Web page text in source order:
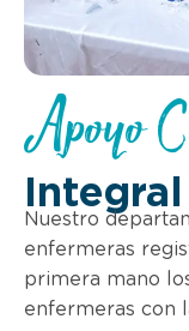
Apoyo
Integral
Nuestro
enfermeras
primera mano
enfermeras con